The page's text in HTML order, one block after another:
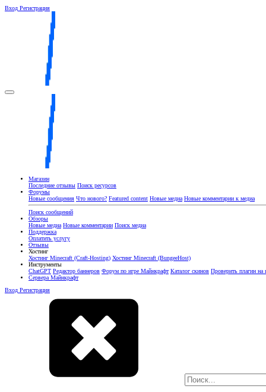
Вход Регистрация
Магазин
Последние отзывы Поиск ресурсов
Форумы
Новые сообщения Что нового? Featured content Новые медиа Новые комментарии к медиа
Поиск сообщений
Обзоры
Новые медиа Новые комментарии Поиск медиа
Поддержка
Оплатить услугу
Отзывы
Хостинг
Хостинг Minecraft (Craft-Hosting) Хостинг Minecraft (BungeeHost)
Инструменты
ChatGPT Редактор баннеров Форум по игре Майнкрафт Каталог скинов Проверить плагин на
Сервера Майнкрафт
Вход Регистрация